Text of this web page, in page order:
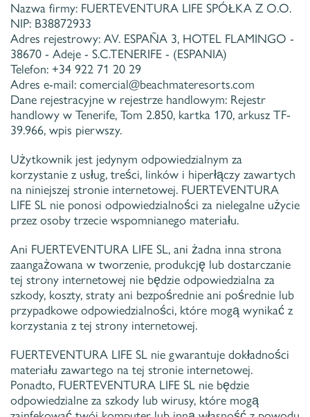
Nazwa firmy: FUERTEVENTURA LIFE SPÓŁKA Z O.O.
NIP: B38872933
Adres rejestrowy: AV. ESPAÑA 3, HOTEL FLAMINGO -
38670 - Adeje - S.C.TENERIFE - (ESPANIA)
Telefon: +34 922 71 20 29
Adres e-mail: comercial@beachmateresorts.com
Dane rejestracyjne w rejestrze handlowym: Rejestr
handlowy w Tenerife, Tom 2.850, kartka 170, arkusz TF-
39.966, wpis pierwszy.
Użytkownik jest jedynym odpowiedzialnym za
korzystanie z usług, treści, linków i hiperłączy zawartych
na niniejszej stronie internetowej. FUERTEVENTURA
LIFE SL nie ponosi odpowiedzialności za nielegalne użycie
przez osoby trzecie wspomnianego materiału.
Ani FUERTEVENTURA LIFE SL, ani żadna inna strona
zaangażowana w tworzenie, produkcję lub dostarczanie
tej strony internetowej nie będzie odpowiedzialna za
szkody, koszty, straty ani bezpośrednie ani pośrednie lub
przypadkowe odpowiedzialności, które mogą wynikać z
korzystania z tej strony internetowej.
FUERTEVENTURA LIFE SL nie gwarantuje dokładności
materiału zawartego na tej stronie internetowej.
Ponadto, FUERTEVENTURA LIFE SL nie będzie
odpowiedzialne za szkody lub wirusy, które mogą